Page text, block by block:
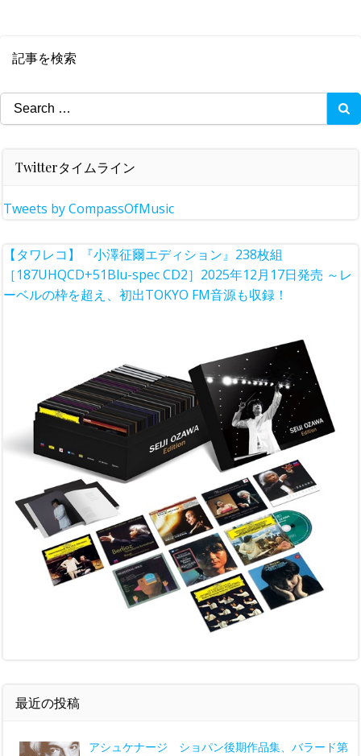
記事を検索
Search
for:
Twitterタイムライン
Tweets by CompassOfMusic
【タワレコ】『小澤征爾エディション』238枚組
［187UHQCD+51Blu-spec CD2］2025年12月17日発売 ～レ
ーベルの枠を超え、初出TOKYO FM音源も収録！
最近の投稿
アシュケナージ ショパン後期作品集、バラード第